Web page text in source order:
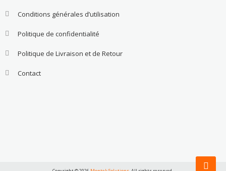
Conditions générales d’utilisation
Politique de confidentialité
Politique de Livraison et de Retour
Contact